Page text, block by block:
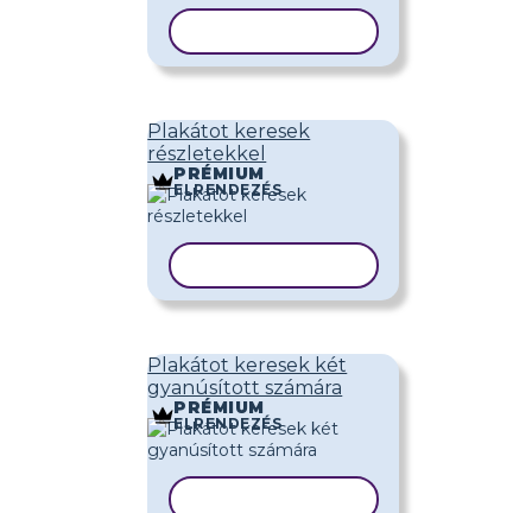
Plakátot keresek
részletekkel
PRÉMIUM
ELRENDEZÉS
Plakátot keresek két
gyanúsított számára
PRÉMIUM
ELRENDEZÉS